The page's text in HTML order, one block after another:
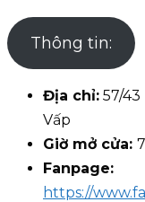
Thông tin:
Địa chỉ: 57/
Vấp
Giờ mở cửa:
Fanpage:
https://